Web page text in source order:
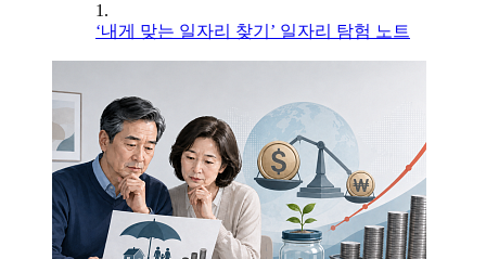
1.
‘내게 맞는 일자리 찾기’ 일자리 탐험 노트